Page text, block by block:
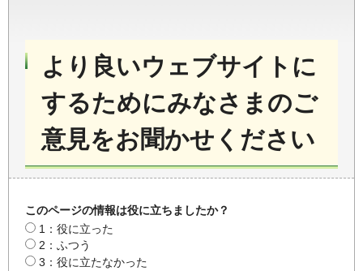
より良いウェブサイトに
するためにみなさまのご
意見をお聞かせください
このページの情報は役に立ちましたか？
1：役に立った
2：ふつう
3：役に立たなかった